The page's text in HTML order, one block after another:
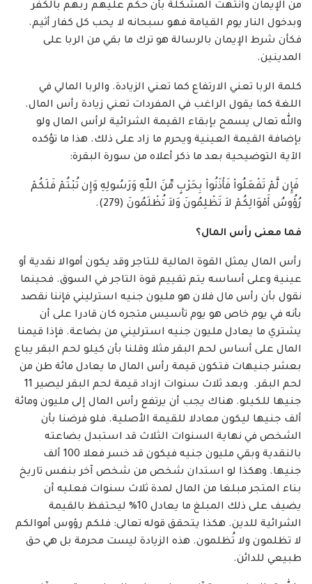
من الإيمان وانتهت المشكلة بأن حكم عليهم ربهم بالكفر
وبدخول النار يوم القيامة فهو سبحانه لا يحب كل كفار أثيم.
فكأن شرط الإيمان بالرسالة هو ترك ما بقي من الربا على
المدينين.
كلمة الربا تعني الارتفاع كما تعني الزيادة. والربا المالي في
اللغة كما يقول الراغب في المفردات تعني زيادة رأس المال.
والله تعالى يسمح بإبقاء القيمة الشرائية لرأس المال ولو
بإضافة القيمة العينية ويحرم ما زاد على ذلك. هذا ما تؤكده
الآية التوضيحية بعد ما ذكر أعلاه من سورة البقرة:
فَإِن لَّمْ تَفْعَلُواْ فَأْذَنُواْ بِحَرْبٍ مِّنَ اللّهِ وَرَسُولِهِ وَإِن تُبْتُمْ فَلَكُمْ
رُؤُوسُ أَمْوَالِكُمْ لاَ تَظْلِمُونَ وَلاَ تُظْلَمُونَ (279).
فما معنى رأس المال؟
رأس المال يمثل القوة المالية للتاجر وقد يكون أموالا نقدية أو
عينية وعلى أساسه يتم تقييم قوة التاجر في السوق. فحينما
نقول بأن رأس مال فلان هو مليون جنيه استرليني فإننا نقصد
بأنه في يوم خاص هو يوم تأسيس متجره كان قادرا على أن
يشتري ما يعادل مليون جنيه استرليني من بضاعة. فإذا قيمنا
المال على أساس لحم البقر مثلا وقلنا بأن كيلو لحم البقر يباع
بعشر جنيهات فتكون قيمة رأس المال ما يعادل مائة طن من
لحم البقر. وبعد ثلاث سنوات ازداد قيمة لحم البقر ليصير 11
جنيها للكيلو. هناك يجب أن يرتفع رأس المال إلى مليون ومائة
ألف جنيها ليكون معادلا للقيمة الأصلية. فلو فرضنا بأن
الشخص في نهاية السنوات الثلاث قد استبدل بضاعته
بالنقدية وبقي مليون جنيه فيكون قد خسر فعلا 100 ألف
جنيها. وهكذا لو استدان شخص من شخص آخر بنفس تاريخ
بناء المتجر مبلغا من المال لمدة ثلاث سنوات فعليه أن
يضيف على ذلك المبلغ ما يعادل 10% ليحتفظ بالقيمة
الشرائية للدين. هكذا يتحقق قوله تعالى: فلكم رؤوس أموالكم
لا تظلمون ولا تُظلمون. هذه الزيادة ليست محرمة بل هي حق
طبيعي للدائن.